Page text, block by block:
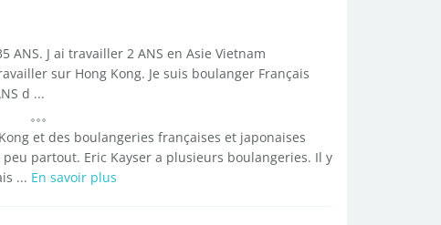
ANS. J ai travailler 2 ANS en Asie Vietnam
sur Hong Kong. Je suis boulanger Français
d ...
et des boulangeries françaises et japonaises
partout. Eric Kayser a plusieurs boulangeries. Il y
... En savoir plus